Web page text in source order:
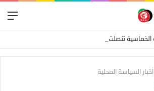
أخبار السياسة المحلية